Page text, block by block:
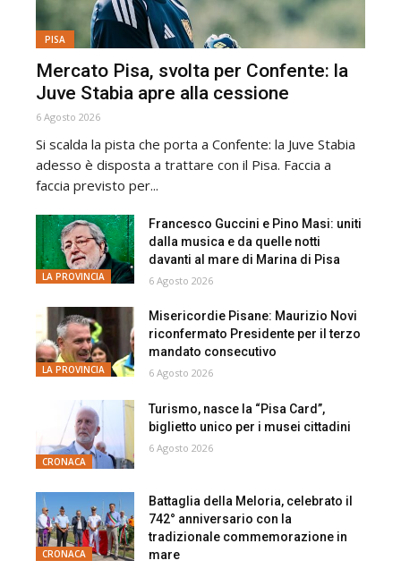
PISA
Mercato Pisa, svolta per Confente: la
Juve Stabia apre alla cessione
6 Agosto 2026
Si scalda la pista che porta a Confente: la Juve Stabia
adesso è disposta a trattare con il Pisa. Faccia a
faccia previsto per...
LA PROVINCIA
Francesco Guccini e Pino Masi: uniti
dalla musica e da quelle notti
davanti al mare di Marina di Pisa
6 Agosto 2026
LA PROVINCIA
Misericordie Pisane: Maurizio Novi
riconfermato Presidente per il terzo
mandato consecutivo
6 Agosto 2026
CRONACA
Turismo, nasce la “Pisa Card”,
biglietto unico per i musei cittadini
6 Agosto 2026
CRONACA
Battaglia della Meloria, celebrato il
742° anniversario con la
tradizionale commemorazione in
mare